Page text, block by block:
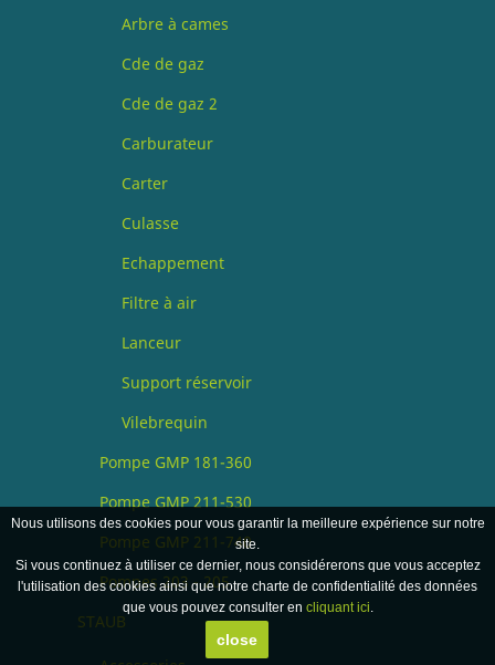
Arbre à cames
Cde de gaz
Cde de gaz 2
Carburateur
Carter
Culasse
Echappement
Filtre à air
Lanceur
Support réservoir
Vilebrequin
Pompe GMP 181-360
Pompe GMP 211-530
Pompe GMP 211-740
Pompes 203 - 205
STAUB
Nous utilisons des cookies pour vous garantir la meilleure expérience sur notre
site.
Si vous continuez à utiliser ce dernier, nous considérerons que vous acceptez
l'utilisation des cookies ainsi que notre charte de confidentialité des données
que vous pouvez consulter en cliquant ici.
close